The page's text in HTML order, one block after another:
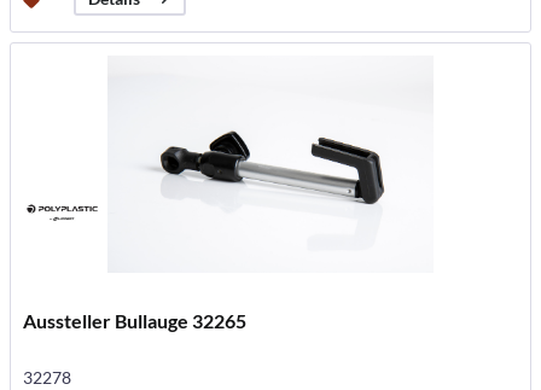
Aussteller Bullauge 32265
32278